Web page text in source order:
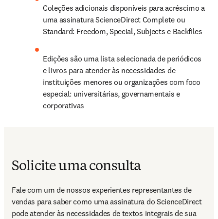
Coleções adicionais disponíveis para acréscimo a
uma assinatura ScienceDirect Complete ou
Standard: Freedom, Special, Subjects e Backfiles
Edições são uma lista selecionada de periódicos
e livros para atender às necessidades de
instituições menores ou organizações com foco
especial: universitárias, governamentais e
corporativas
Solicite uma consulta
Fale com um de nossos experientes representantes de
vendas para saber como uma assinatura do ScienceDirect
pode atender às necessidades de textos integrais de sua